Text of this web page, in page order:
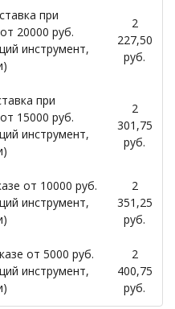
при
20000 руб.
инструмент,
2
227,50
руб.
при
15000 руб.
инструмент,
2
301,75
руб.
от 10000 руб.
инструмент,
2
351,25
руб.
от 5000 руб.
инструмент,
2
400,75
руб.